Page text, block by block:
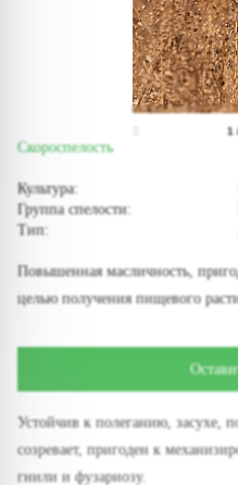
1
Скороспелость
Культура:
Группа спелости:
Тип:
Повышенная масличность,
целью получения пищевого
Устойчив к полеганию, засухе,
созревает, пригоден к
гнили и фузариозу.